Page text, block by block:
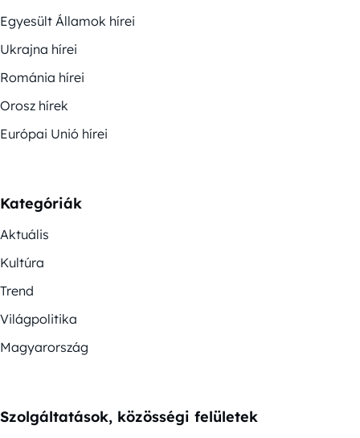
Egyesült Államok hírei
Ukrajna hírei
Románia hírei
Orosz hírek
Európai Unió hírei
Kategóriák
Aktuális
Kultúra
Trend
Világpolitika
Magyarország
Szolgáltatások, közösségi felületek